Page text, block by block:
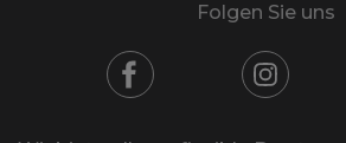
Folgen Sie uns